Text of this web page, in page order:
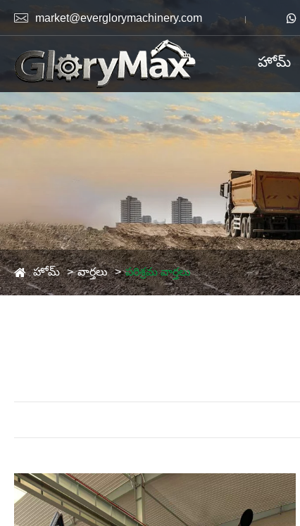
 market@everglorymachinery.com
హోమ్
హోమ్ వార్తలు పరిశ్రమ వార్తలు